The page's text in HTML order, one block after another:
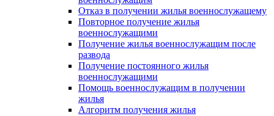
Отказ в получении жилья военнослужащему
Повторное получение жилья
военнослужащими
Получение жилья военнослужащим после
развода
Получение постоянного жилья
военнослужащими
Помощь военнослужащим в получении
жилья
Алгоритм получения жилья